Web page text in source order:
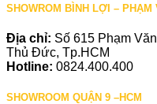
SHOWROM BÌNH LỢI – PHẠM
Địa chỉ: Số 615 Phạm
Thủ Đức, Tp.HCM
Hotline: 0824.400.400
SHOWROOM QUẬN 9 –HCM